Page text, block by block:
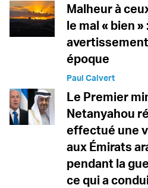
Malheur à
le mal « bien »
époque
Paul Calvert
Le Premier
Netanyahou
effectué une
aux Émirats
pendant la
ce qui a